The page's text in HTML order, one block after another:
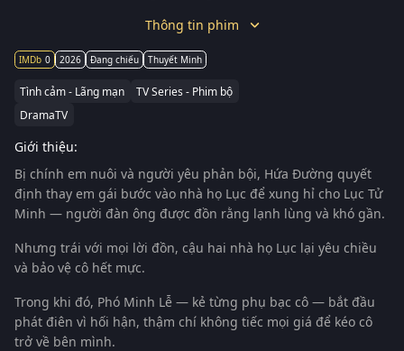
Thông tin phim
0 2026 Đang chiếu Thuyết Minh
Tình cảm - Lãng mạn
TV Series - Phim bộ
DramaTV
Giới thiệu:
Bị chính em nuôi và người yêu phản bội, Hứa Đường quyết
định thay em gái bước vào nhà họ Lục để xung hỉ cho Lục Tử
Minh — người đàn ông được đồn rằng lạnh lùng và khó gần.
Nhưng trái với mọi lời đồn, cậu hai nhà họ Lục lại yêu chiều
và bảo vệ cô hết mực.
Trong khi đó, Phó Minh Lễ — kẻ từng phụ bạc cô — bắt đầu
phát điên vì hối hận, thậm chí không tiếc mọi giá để kéo cô
trở về bên mình.